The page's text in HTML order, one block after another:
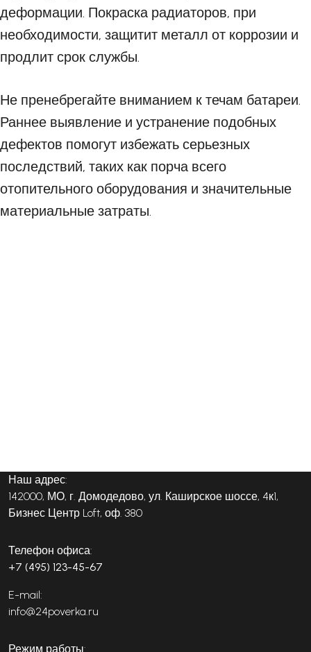
деформации. Покраска радиаторов, при
необходимости, защитит металл от коррозии и
продлит срок службы.
Не пренебрегайте вниманием к течам батареи.
Раннее выявление и устранение подобных
дефектов помогут избежать серьезных
последствий, таких как порча всего
отопительного оборудования и значительные
материальные затраты.
Наш адрес:
142000, МО, г. Домодедово, ул. Каширское шоссе, 4к1,
Бизнес Центр Loft, оф. 380
Телефон офиса:
+7 (495) 123-45-67
E-mail:
info@24poverka.ru
Режим работы: